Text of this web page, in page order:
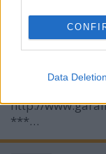
I want to
Google for
personalized
I want to
device
Data Deletion
ÚTMUTATÓ
http://
***…